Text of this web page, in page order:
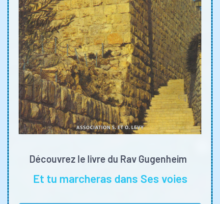
Découvrez le livre du Rav Gugenheim
Et tu marcheras dans Ses voies